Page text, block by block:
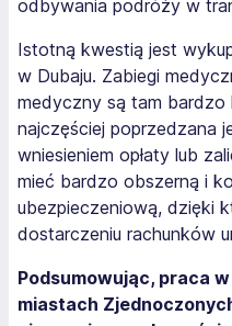
odbywania podróży w
Istotną kwestią jest
w Dubaju. Zabiegi
medyczny są tam bardzo
najczęściej poprzedzana
wniesieniem opłaty lub
mieć bardzo obszerną i
ubezpieczeniową, dzięki
dostarczeniu rachunków
Podsumowując, praca
miastach